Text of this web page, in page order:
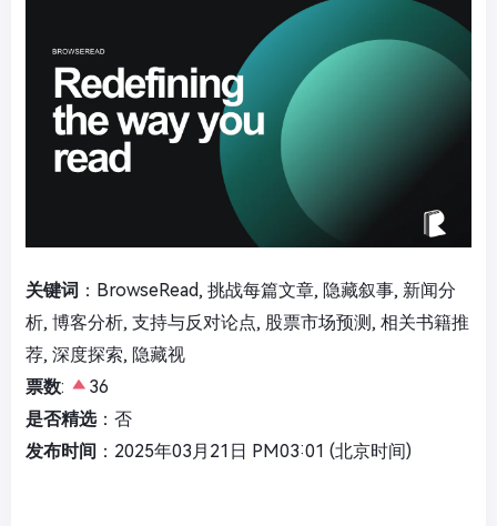
关键词 ：BrowseRead, 挑战每篇文章, 隐藏叙事, 新闻分
析, 博客分析, 支持与反对论点, 股票市场预测, 相关书籍推
荐, 深度探索, 隐藏视
票数:
36
是否精选：否
发布时间 ：2025年03月21日 PM03:01 (北京时间)